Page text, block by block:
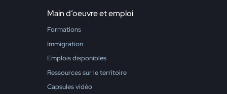
Main d’oeuvre et emploi
Formations
Immigration
Emplois disponibles
Ressources sur le territoire
Capsules vidéo